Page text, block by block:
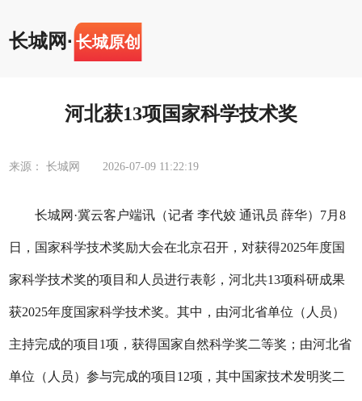
长城网· 长城原创
河北获13项国家科学技术奖
来源： 长城网 2026-07-09 11:22:19
长城网·冀云客户端讯（记者 李代姣 通讯员 薛华）7月8
日，国家科学技术奖励大会在北京召开，对获得2025年度国
家科学技术奖的项目和人员进行表彰，河北共13项科研成果
获2025年度国家科学技术奖。其中，由河北省单位（人员）
主持完成的项目1项，获得国家自然科学奖二等奖；由河北省
单位（人员）参与完成的项目12项，其中国家技术发明奖二